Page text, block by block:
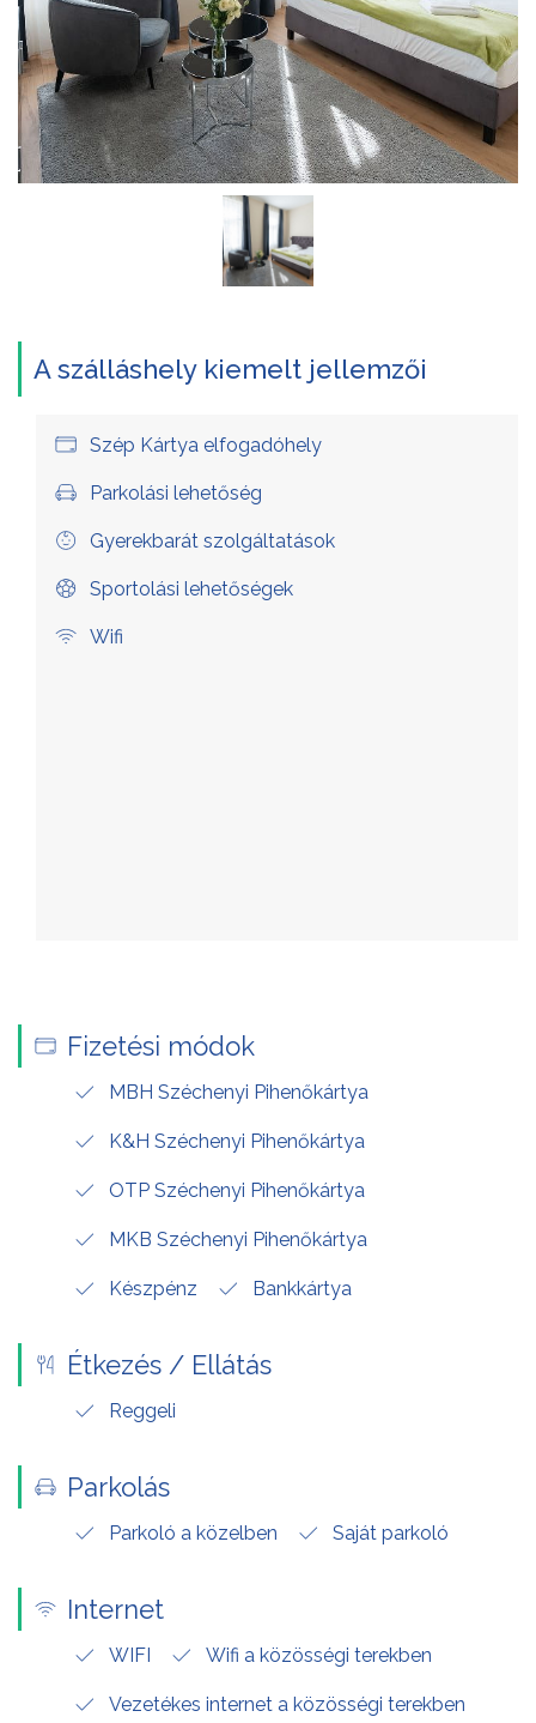
A szálláshely kiemelt jellemzői
Szép Kártya elfogadóhely
Parkolási lehetőség
Gyerekbarát szolgáltatások
Sportolási lehetőségek
Wifi
Fizetési módok
MBH Széchenyi Pihenőkártya
K&H Széchenyi Pihenőkártya
OTP Széchenyi Pihenőkártya
MKB Széchenyi Pihenőkártya
Készpénz Bankkártya
Étkezés / Ellátás
Reggeli
Parkolás
Parkoló a közelben Saját parkoló
Internet
WIFI Wifi a közösségi terekben
Vezetékes internet a közösségi terekben